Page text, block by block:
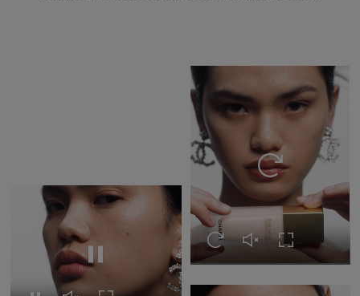
Pausar el vídeo
Volver a ver el
Volver a ver el vídeo
Activar el sonido del
Expandir a